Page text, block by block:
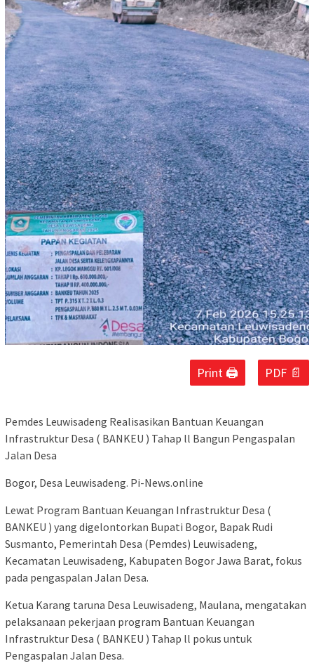
Print 🖨 PDF 📄
Pemdes Leuwisadeng Realisasikan Bantuan Keuangan
Infrastruktur Desa ( BANKEU ) Tahap ll Bangun Pengaspalan
Jalan Desa
Bogor, Desa Leuwisadeng. Pi-News.online
Lewat Program Bantuan Keuangan Infrastruktur Desa (
BANKEU ) yang dige­lontorkan Bupati Bogor, Bapak Rudi
Susmanto, Pemerintah Desa (Pem­des) Leuwisadeng,
Kecamatan Leuwisadeng, Kabupaten Bogor Jawa Barat, fokus
pada pengaspa­lan Jalan Desa.
Ketua Karang taruna Desa Leuwisadeng, Maulana, mengatakan
pelaksanaan pekerjaan program Bantuan Keuangan
Infrastruktur Desa ( BANKEU ) Tahap ll pokus untuk
Pengaspalan Jalan Desa.